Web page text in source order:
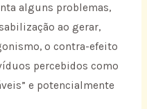
alguns problemas,
ao gerar,
o contra-efeito
percebidos como
e potencialmente